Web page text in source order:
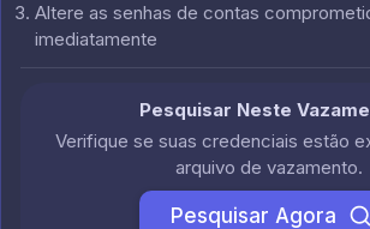
Altere as senhas de contas
imediatamente
Pesquisar Neste
Verifique se suas credenciais estão
arquivo de vazamento.
Pesquisar Agora